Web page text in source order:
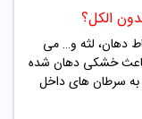
دهان، لثه و… می‌
باعث خشکی دهان شده
به سرطان‌ های داخل